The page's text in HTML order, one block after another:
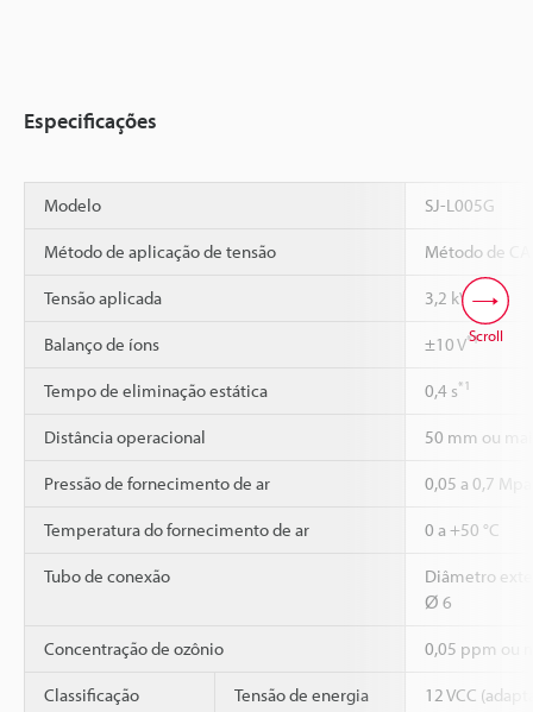
Especificações
Modelo SJ-L005G
Método de aplicação de tensão Método de
Tensão aplicada 3,2 kVAC
Balanço de íons ±10 V*1
Tempo de eliminação estática 0,4 s*1
Distância operacional 50 mm ou
Pressão de fornecimento de ar 0,05 a 0,7 Mpa
Temperatura do fornecimento de ar 0 a +50 °C
Tubo de conexão
Diâmetro
Ø 6
Concentração de ozônio 0,05 ppm ou
Classificação Tensão de energia
12 VCC
Scroll